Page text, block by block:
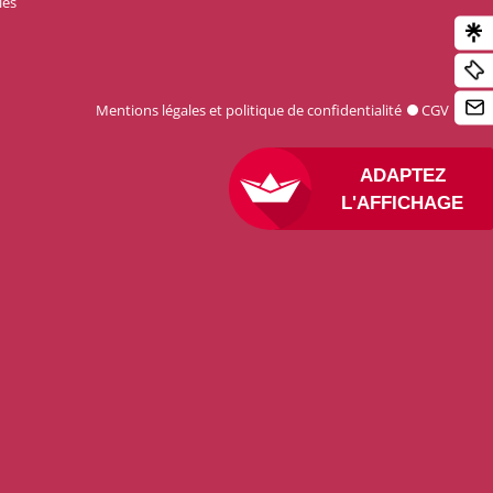
ADAPTEZ
L'AFFICHAGE
Mentions légales et politique de confidentialité CGV